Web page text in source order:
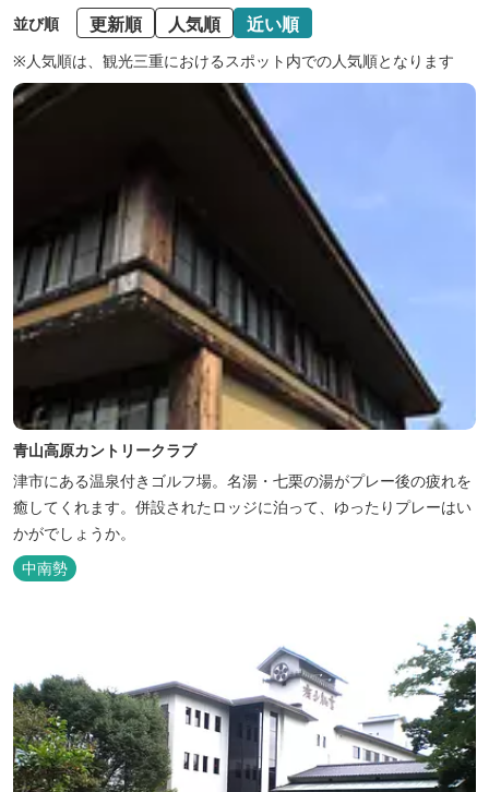
並び順 更新順 人気順 近い順
※人気順は、観光三重におけるスポット内での人気順となります
青山高原カントリークラブ
津市にある温泉付きゴルフ場。名湯・七栗の湯がプレー後の疲れを
癒してくれます。併設されたロッジに泊って、ゆったりプレーはい
かがでしょうか。
中南勢